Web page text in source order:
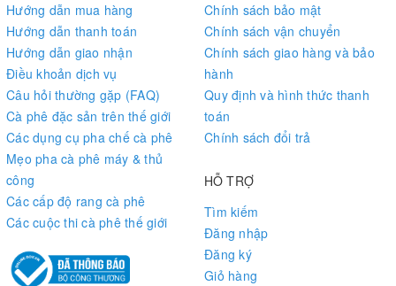
Hướng dẫn mua hàng
Hướng dẫn thanh toán
Hướng dẫn giao nhận
Điều khoản dịch vụ
Câu hỏi thường gặp (FAQ)
Cà phê đặc sản trên thế giới
Các dụng cụ pha chế cà phê
Mẹo pha cà phê máy & thủ
công
Các cấp độ rang cà phê
Các cuộc thi cà phê thế giới
Chính sách bảo mật
Chính sách vận chuyển
Chính sách giao hàng và bảo
hành
Quy định và hình thức thanh
toán
Chính sách đổi trả
HỖ TRỢ
Tìm kiếm
Đăng nhập
Đăng ký
Giỏ hàng